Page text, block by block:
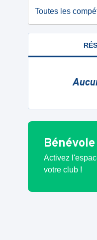
Toutes les
Activez
votre club !